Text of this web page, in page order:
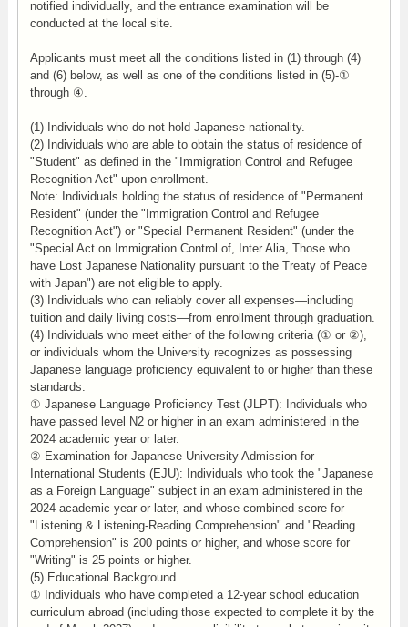
notified individually, and the entrance examination will be
conducted at the local site.
Applicants must meet all the conditions listed in (1) through (4)
and (6) below, as well as one of the conditions listed in (5)-①
through ④.
(1) Individuals who do not hold Japanese nationality.
(2) Individuals who are able to obtain the status of residence of
"Student" as defined in the "Immigration Control and Refugee
Recognition Act" upon enrollment.
Note: Individuals holding the status of residence of "Permanent
Resident" (under the "Immigration Control and Refugee
Recognition Act") or "Special Permanent Resident" (under the
"Special Act on Immigration Control of, Inter Alia, Those who
have Lost Japanese Nationality pursuant to the Treaty of Peace
with Japan") are not eligible to apply.
(3) Individuals who can reliably cover all expenses—including
tuition and daily living costs—from enrollment through graduation.
(4) Individuals who meet either of the following criteria (① or ②),
or individuals whom the University recognizes as possessing
Japanese language proficiency equivalent to or higher than these
standards:
① Japanese Language Proficiency Test (JLPT): Individuals who
have passed level N2 or higher in an exam administered in the
2024 academic year or later.
② Examination for Japanese University Admission for
International Students (EJU): Individuals who took the "Japanese
as a Foreign Language" subject in an exam administered in the
2024 academic year or later, and whose combined score for
"Listening & Listening-Reading Comprehension" and "Reading
Comprehension" is 200 points or higher, and whose score for
"Writing" is 25 points or higher.
(5) Educational Background
① Individuals who have completed a 12-year school education
curriculum abroad (including those expected to complete it by the